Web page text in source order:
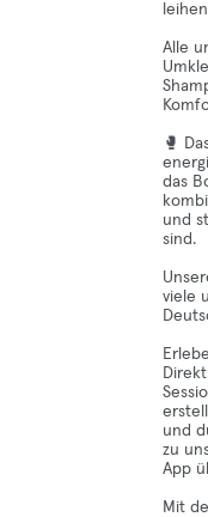
Alle
🥊
das
und
sind.
viele
und
zu
App
Mit